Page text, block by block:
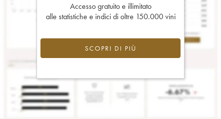
Accesso gratuito e illimitato
alle statistiche e indici di oltre 150.000 vini
SCOPRI DI PIÙ